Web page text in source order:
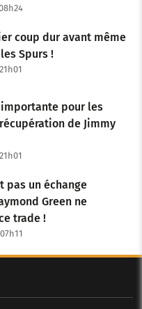
coup dur avant même
Spurs !
importante pour les
de Jimmy
pas un échange
Green ne
trade !